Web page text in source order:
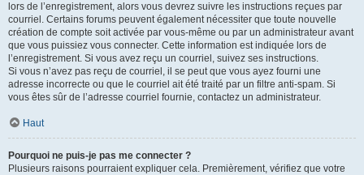
lors de l’enregistrement, alors vous devrez suivre les instructions reçues par
courriel. Certains forums peuvent également nécessiter que toute nouvelle
création de compte soit activée par vous-même ou par un administrateur avant
que vous puissiez vous connecter. Cette information est indiquée lors de
l’enregistrement. Si vous avez reçu un courriel, suivez ses instructions.
Si vous n’avez pas reçu de courriel, il se peut que vous ayez fourni une
adresse incorrecte ou que le courriel ait été traité par un filtre anti-spam. Si
vous êtes sûr de l’adresse courriel fournie, contactez un administrateur.
Haut
Pourquoi ne puis-je pas me connecter ?
Plusieurs raisons pourraient expliquer cela. Premièrement, vérifiez que votre